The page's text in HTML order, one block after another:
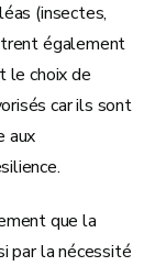
(insectes,
également
le choix de
car ils sont
aux
que la
par la nécessité